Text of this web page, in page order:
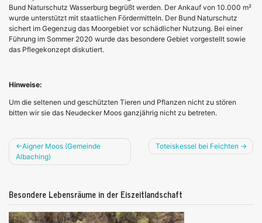
Bund Naturschutz Wasserburg begrüßt werden. Der Ankauf von 10.000 m²
wurde unterstützt mit staatlichen Fördermitteln. Der Bund Naturschutz
sichert im Gegenzug das Moorgebiet vor schädlicher Nutzung. Bei einer
Führung im Sommer 2020 wurde das besondere Gebiet vorgestellt sowie
das Pflegekonzept diskutiert.
Hinweise:
Um die seltenen und geschützten Tieren und Pflanzen nicht zu stören
bitten wir sie das Neudecker Moos ganzjährig nicht zu betreten.
Beitragsnavigation
Aigner Moos (Gemeinde
Albaching)
Toteiskessel bei Feichten
Besondere Lebensräume in der Eiszeitlandschaft